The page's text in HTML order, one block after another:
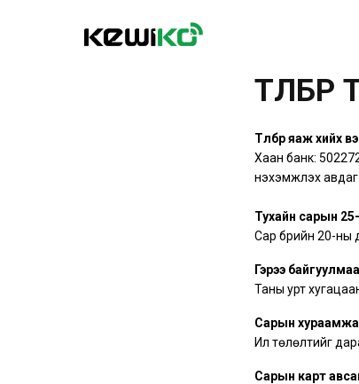
Төлбөрөө яаж хийх
Хаан банк:
нэхэмжлэх
Тухайн сарын 25-
Сар бүрийн 20-ны
Гэрээ
Таны урт
Сарын хураамжаа
Илүү төлөлтийг
Сарын карт авсан